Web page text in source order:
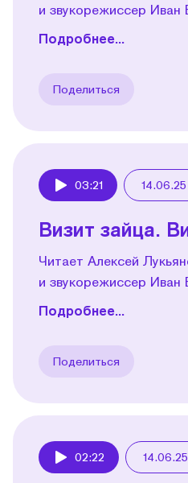
и звукорежиссер Иван
Подробнее...
Поделиться
03:21 14.06.25
Визит зайца.
Читает Алексей
и звукорежиссер Иван
Подробнее...
Поделиться
02:22 14.06.25